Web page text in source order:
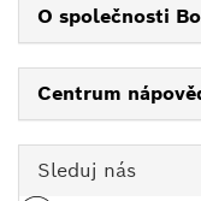
O společnosti
Centrum
Sleduj nás